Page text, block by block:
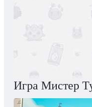
Игра Мистер